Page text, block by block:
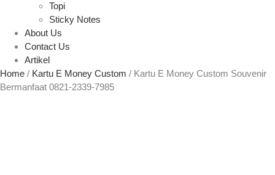
Topi
Sticky Notes
About Us
Contact Us
Artikel
Home / Kartu E Money Custom / Kartu E Money Custom Souvenir
Bermanfaat 0821-2339-7985